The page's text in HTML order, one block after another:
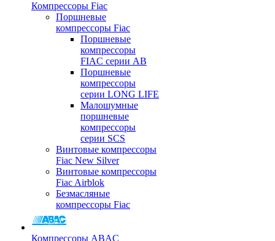
Компрессоры Fiac
Поршневые
компрессоры Fiac
Поршневые
компрессоры
FIAC серии AB
Поршневые
компрессоры
серии LONG LIFE
Малошумные
поршневые
компрессоры
серии SCS
Винтовые компрессоры
Fiac New Silver
Винтовые компрессоры
Fiac Airblok
Безмасляные
компрессоры Fiac
Компрессоры ABAC